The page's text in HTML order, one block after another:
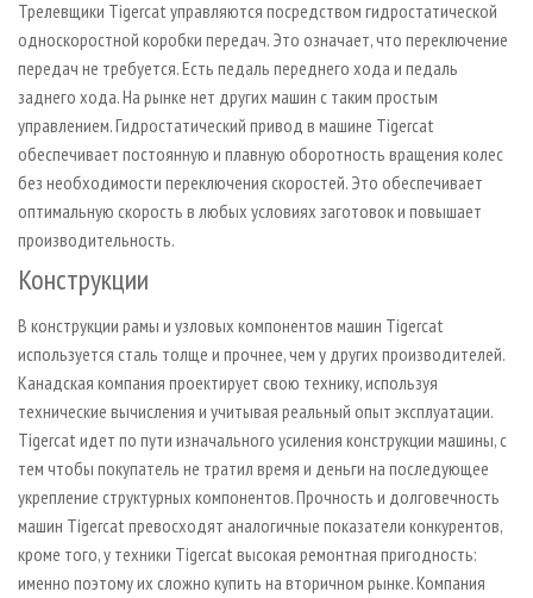
Трелевщики Tigercat управляются посредством гидростатической
односкоростной коробки передач. Это означает, что переключение
передач не требуется. Есть педаль переднего хода и педаль
заднего хода. На рынке нет других машин с таким простым
управлением. Гидростатический привод в машине Tigercat
обеспечивает постоянную и плавную оборотность вращения колес
без необходимости переключения скоростей. Это обеспечивает
оптимальную скорость в любых условиях заготовок и повышает
производительность.
Конструкции
В конструкции рамы и узловых компонентов машин Tigercat
используется сталь толще и прочнее, чем у других производителей.
Канадская компания проектирует свою технику, используя
технические вычисления и учитывая реальный опыт эксплуатации.
Tigercat идет по пути изначального усиления конструкции машины, с
тем чтобы покупатель не тратил время и деньги на последующее
укрепление структурных компонентов. Прочность и долговечность
машин Tigercat превосходят аналогичные показатели конкурентов,
кроме того, у техники Tigercat высокая ремонтная пригодность:
именно поэтому их сложно купить на вторичном рынке. Компания